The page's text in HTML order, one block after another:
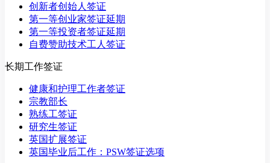
创新者创始人签证
第一等创业家签证延期
第一等投资者签证延期
自费赞助技术工人签证
长期工作签证
健康和护理工作者签证
宗教部长
熟练工签证
研究生签证
英国扩展签证
英国毕业后工作：PSW签证选项